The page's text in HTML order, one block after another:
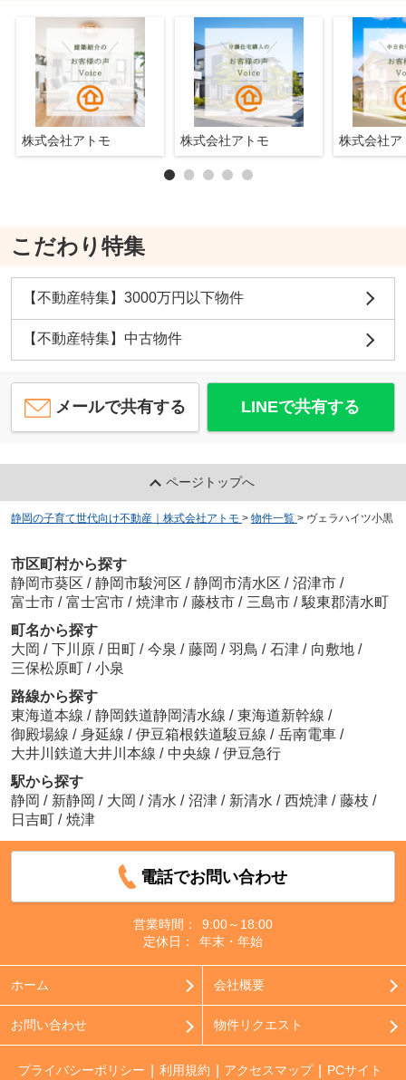
株式会社アトモ 株式会社アトモ 株式会社
こだわり特集
【不動産特集】3000万円以下物件
【不動産特集】中古物件
メールで共有する LINEで共有する
ページトップへ
静岡の子育て世代向け不動産｜株式会社アトモ > 物件一覧 > ヴェラハイツ小黒
市区町村から探す
静岡市葵区 / 静岡市駿河区 / 静岡市清水区 / 沼津市 /
富士市 / 富士宮市 / 焼津市 / 藤枝市 / 三島市 / 駿東郡清水町
町名から探す
大岡 / 下川原 / 田町 / 今泉 / 藤岡 / 羽鳥 / 石津 / 向敷地 /
三保松原町 / 小泉
路線から探す
東海道本線 / 静岡鉄道静岡清水線 / 東海道新幹線 /
御殿場線 / 身延線 / 伊豆箱根鉄道駿豆線 / 岳南電車 /
大井川鉄道大井川本線 / 中央線 / 伊豆急行
駅から探す
静岡 / 新静岡 / 大岡 / 清水 / 沼津 / 新清水 / 西焼津 / 藤枝 /
日吉町
/ 焼津
電話でお問い合わせ
営業時間：
9:00～18:00
定休日：
年末・年始
ホーム 会社概要
お問い合わせ 物件リクエスト
プライバシーポリシー 利用規約 アクセスマップ PCサイト